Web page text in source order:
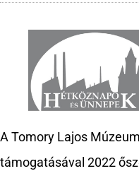
A Tomory Lajos
támogatásával 2022